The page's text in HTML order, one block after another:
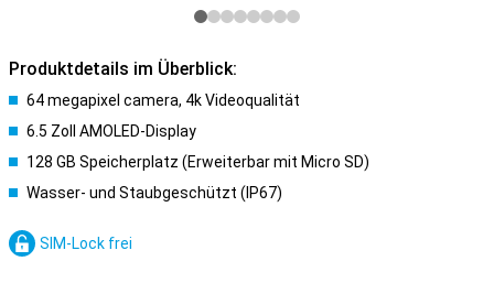
Produktdetails im Überblick:
64 megapixel camera, 4k Videoqualität
6.5 Zoll AMOLED-Display
128 GB Speicherplatz (Erweiterbar mit Micro SD)
Wasser- und Staubgeschützt (IP67)
SIM-Lock frei